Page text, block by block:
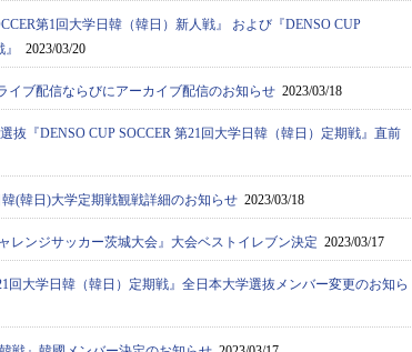
第1回大学日韓（韓日）新人戦』 および『DENSO CUP
2023/03/20
イブ配信ならびにアーカイブ配信のお知らせ 2023/03/18
抜『DENSO CUP SOCCER 第21回大学日韓（韓日）定期戦』直前
韓(韓日)大学定期戦観戦詳細のお知らせ 2023/03/18
レンジサッカー茨城大会』大会ベストイレブン決定 2023/03/17
21回大学日韓（韓日）定期戦』全日本大学選抜メンバー変更のお知ら